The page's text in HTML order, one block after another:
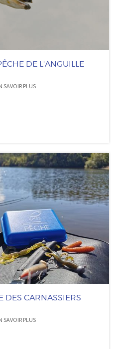
DE L'ANGUILLE
SAVOIR PLUS
DES CARNASSIERS
SAVOIR PLUS